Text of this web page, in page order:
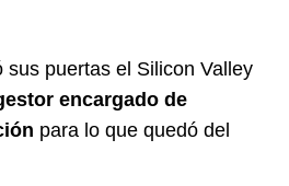
sus puertas el Silicon Valley
encargado de
para lo que quedó del